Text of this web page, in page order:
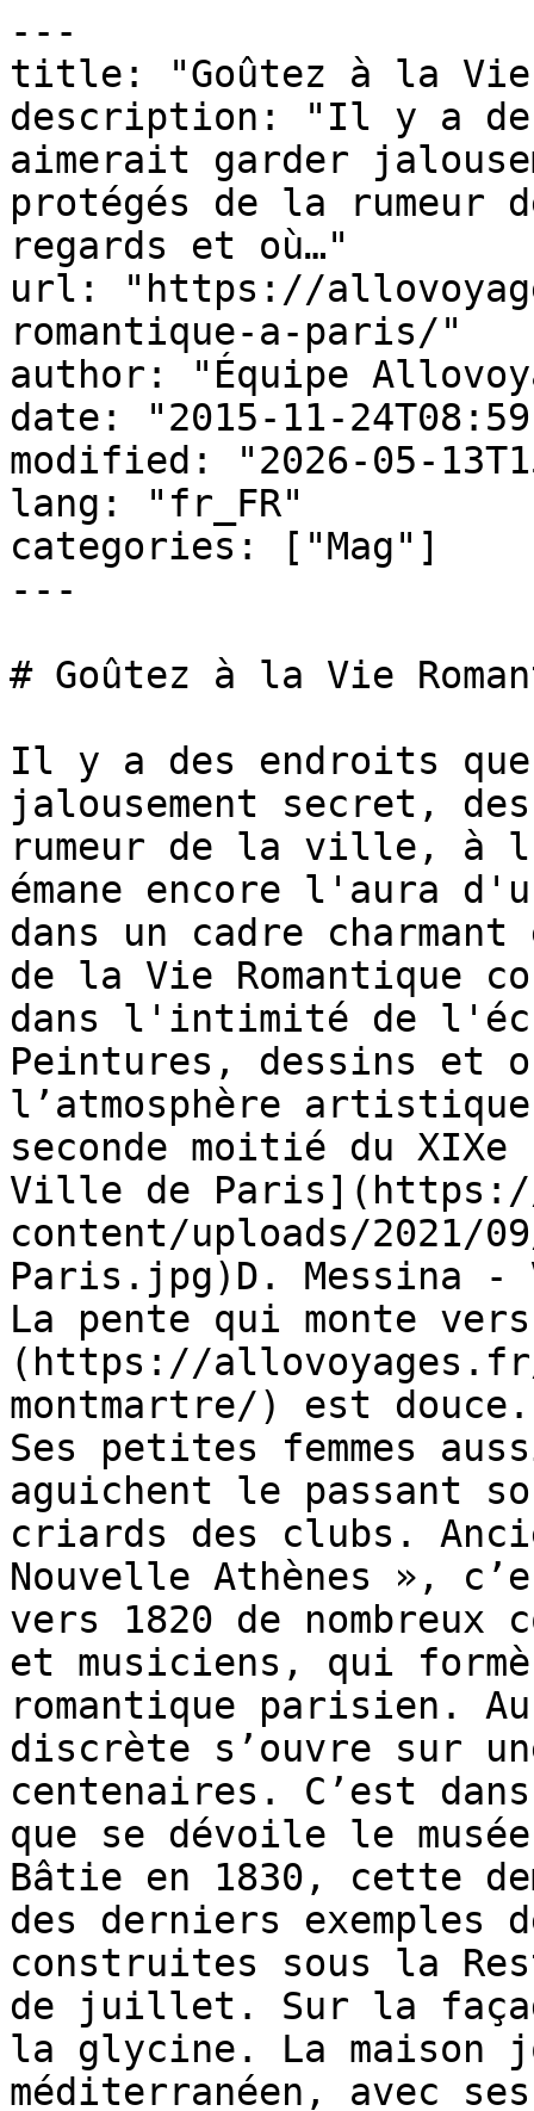
---
title: "Goûtez à la Vie
description: "Il y a
aimerait garder
protégés de la
regards et où…"
url: "https://
romantique-a-paris/"
author: "Équipe
date: "2015-11-
modified: "2026-05-
lang: "fr_FR"
categories: ["Mag"]
---
# Goûtez à la Vie
Il y a des endroits
jalousement secret,
rumeur de la ville, à
émane encore l'aura
dans un cadre
de la Vie Romantique
dans l'intimité de
Peintures, dessins et
l’atmosphère
seconde moitié du
Ville de
content/uploads/2021/
Paris.jpg)D. Messina -
La pente qui monte
(https://
montmartre/) est
Ses petites femmes
aguichent le passant
criards des clubs.
Nouvelle Athènes »,
vers 1820 de
et musiciens, qui
romantique parisien.
discrète s’ouvre sur
centenaires. C’est
que se dévoile le
Bâtie en 1830, cette
des derniers exemples
construites sous la
de juillet. Sur la
la glycine. La maison
méditerranéen, avec